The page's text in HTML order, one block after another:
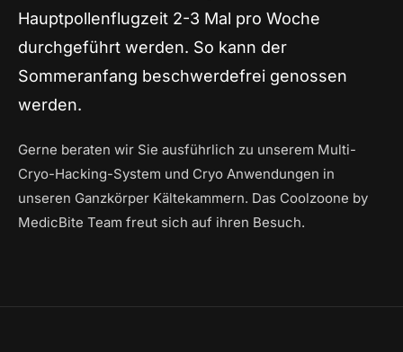
Hauptpollenflugzeit 2-3 Mal pro Woche
durchgeführt werden. So kann der
Sommeranfang beschwerdefrei genossen
werden.
Gerne beraten wir Sie ausführlich zu unserem Multi-
Cryo-Hacking-System und Cryo Anwendungen in
unseren Ganzkörper Kältekammern. Das Coolzoone by
MedicBite Team freut sich auf ihren Besuch.